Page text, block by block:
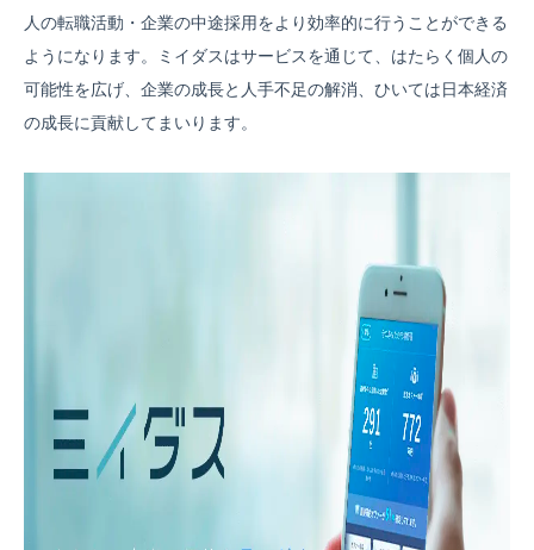
人の転職活動・企業の中途採用をより効率的に行うことができる
ようになります。ミイダスはサービスを通じて、はたらく個人の
可能性を広げ、企業の成長と人手不足の解消、ひいては日本経済
の成長に貢献してまいります。